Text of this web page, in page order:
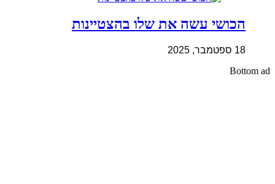
הכושי עשה את שלו בהצטיינות
18 ספטמבר, 2025
Bottom ad